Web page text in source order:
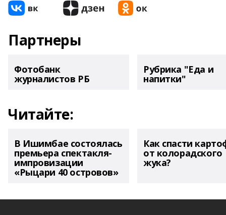
Партнеры
Фотобанк
журналистов РБ
Рубрика "Еда и
напитки"
Читайте:
В Ишимбае состоялась
премьера спектакля-
импровизации
«Рыцари 40 островов»
Как спасти
от колорадского
жука?